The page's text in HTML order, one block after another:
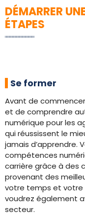
DÉMARRER
ÉTAPES
Se former
Avant de
et de comprendre
numérique pour les
qui réussissent le
jamais d’apprendre.
compétences
carrière grâce à des
provenant des
votre temps et votre
voudrez également
secteur.